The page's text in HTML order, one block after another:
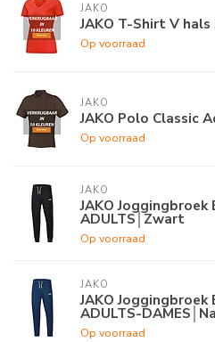
JAKO
JAKO T-Shirt V hals
Op voorraad
JAKO
JAKO Polo Classic
Op voorraad
JAKO
JAKO Joggingbroek
ADULTS│Zwart
Op voorraad
JAKO
JAKO Joggingbroek
ADULTS-
Op voorraad